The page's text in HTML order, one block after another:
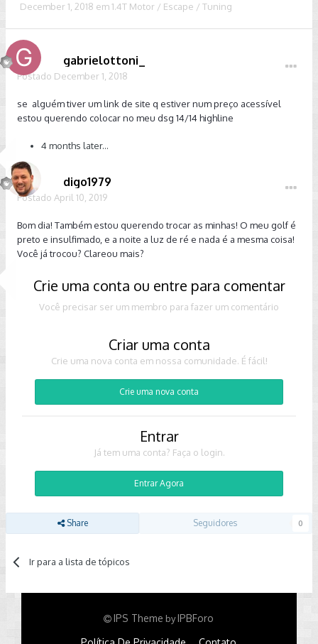
December 1, 2018 em1.4T Motor / Escape / Tuning
gabrielottoni_
Postado December 1, 2018
se alguém tiver um link de site q estiver num preço acessível
estou querendo colocar no meu dsg 14/14 highline
4 months later...
digo1979
Postado April 10, 2019
Bom dia! Também estou querendo trocar as minhas! O meu golf é
preto e insulfimado, e a noite a luz de ré e nada é a mesma coisa!
Você já trocou? Clareou mais?
Crie uma conta ou entre para comentar
Você precisar ser um membro para fazer um comentário
Criar uma conta
Crie uma nova conta em nossa comunidade. É fácil!
Crie uma nova conta
Entrar
Já tem uma conta? Faça o login.
Entrar Agora
Share Seguidores 0
Ir para a lista de tópicos
IPS Theme byIPBForo